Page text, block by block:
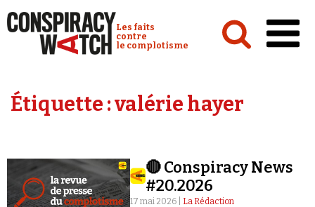
Conspiracy Watch :
Les faits
contre
le complotisme
Analyses
Vidéos
Émissions
Étiquette :valérie hayer
🔴 Conspiracy News
#20.2026
17 mai 2026 | La Rédaction